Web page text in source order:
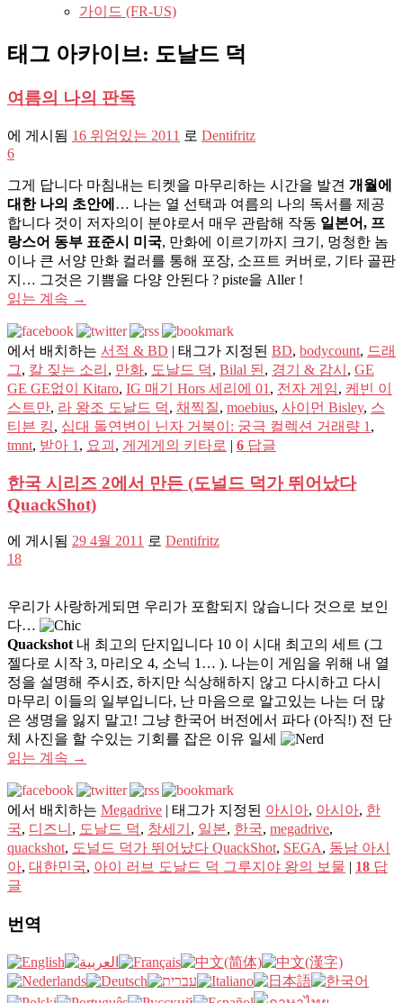
가이드 (FR-US)
태그 아카이브: 도날드 덕
여름의 나의 판독
에 게시됨 16 위엄있는 2011 로 Dentifritz
6
그게 답니다 마침내는 티켓을 마무리하는 시간을 발견 개월에
대한 나의 초안에 … 나는 열 선택과 여름의 나의 독서를 제공
합니다 것이 저자의이 분야로서 매우 관람해 작동 일본어, 프
랑스어 동부 표준시 미국, 만화에 이르기까지 크기, 멍청한 놈
이나 큰 서양 만화 컬러를 통해 포장, 소프트 커버로, 기타 골판
지… 그것은 기쁨을 다양 안된다 ? piste을 Aller !
읽는 계속 →
에서 배치하는 서적 & BD | 태그가 지정된 BD, bodycount, 드래
그, 칼 짖는 소리 , 만화, 도날드 덕, Bilal 된 , 경기 & 감시 , GE
GE GE없이 Kitaro, IG 매기 Hors 세리에 01 , 전자 게임, 케빈 이
스트만, 라 왕조 도날드 덕, 채찍질, moebius, 사이먼 Bisley, 스
티븐 킹, 십대 돌연변이 닌자 거북이: 궁극 컬렉션 거래량 1 ,
tmnt, 받아 1 , 요괴 , 게게게의 키타로 | 6 답글
한국 시리즈 2에서 만든 (도널드 덕가 뛰어났다
QuackShot)
에 게시됨 29 4월 2011 로 Dentifritz
18
우리가 사랑하게되면 우리가 포함되지 않습니다 것으로 보인
다…
Quackshot 내 최고의 단지입니다 10 이 시대 최고의 세트 (그
젤다로 시작 3, 마리오 4, 소닉 1… ). 나는이 게임을 위해 내 열
정을 설명해 주시죠, 하지만 식상해하지 않고 다시하고 다시
마무리 이들의 일부입니다, 난 마음으로 알고있는 나는 더 많
은 생명을 잃지 말고! 그냥 한국어 버전에서 파다 (아직!) 전 단
체 사진을 할 수있는 기회를 잡은 이유 일세
읽는 계속 →
에서 배치하는 Megadrive | 태그가 지정된 아시아, 아시아, 한
국, 디즈니 , 도날드 덕, 창세기 , 일본, 한국, megadrive,
quackshot, 도널드 덕가 뛰어났다 QuackShot, SEGA, 동남 아시
아, 대한민국, 아이 러브 도날드 덕 그루지야 왕의 보물 | 18 답
글
번역